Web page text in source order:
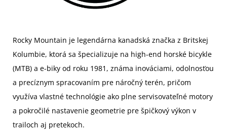
Rocky Mountain je legendárna kanadská značka z Britskej
Kolumbie, ktorá sa špecializuje na high-end horské bicykle
(MTB) a e-biky od roku 1981, známa inováciami, odolnosťou
a precíznym spracovaním pre náročný terén, pričom
využíva vlastné technológie ako plne servisovateľné motory
a pokročilé nastavenie geometrie pre špičkový výkon v
trailoch aj pretekoch.